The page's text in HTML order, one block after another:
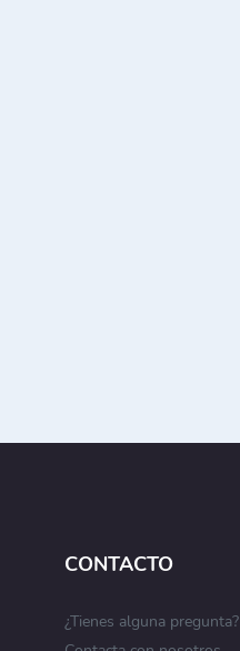
CONTACTO
¿Tienes alguna pregunta?